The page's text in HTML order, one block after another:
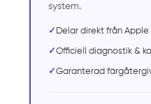
system.
✓ Delar direkt från Apple
✓Officiell diagnostik &
✓Garanterad